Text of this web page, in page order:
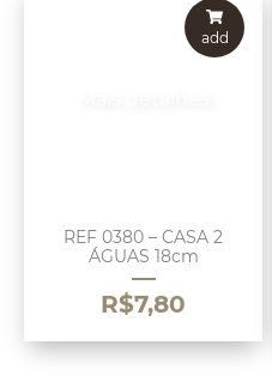
REF 0380 – CASA 2
ÁGUAS 18cm
R$7,80
add